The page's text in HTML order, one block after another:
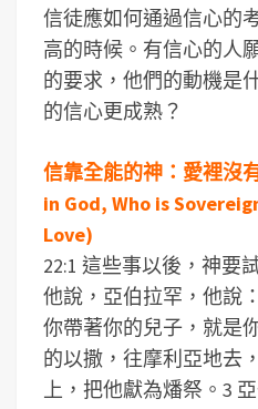
信徒應如何通過信心的
高的時候。有信心的人
的要求，他們的動機是
的信心更成熟？
信靠全能的神：愛裡沒
in God, Who is
Love)
22:1 這些事以後，神要
他說，亞伯拉罕，他說
你帶著你的兒子，就是
的以撒，往摩利亞地去
上，把他獻為燔祭。3